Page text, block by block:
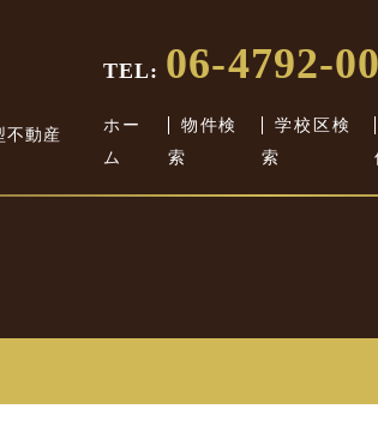
不動産
TEL: 06-4792-
ホー
ム
物件検
索
学校区検
索